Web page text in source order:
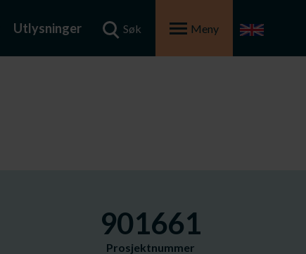
Utlysninger Søk Meny
901661
Prosjektnummer